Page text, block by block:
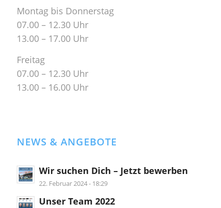
Montag bis Donnerstag
07.00 – 12.30 Uhr
13.00 – 17.00 Uhr
Freitag
07.00 – 12.30 Uhr
13.00 – 16.00 Uhr
NEWS & ANGEBOTE
Wir suchen Dich – Jetzt bewerben
22. Februar 2024 - 18:29
Unser Team 2022